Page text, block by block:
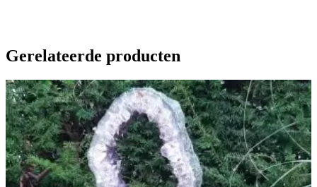
Gerelateerde producten